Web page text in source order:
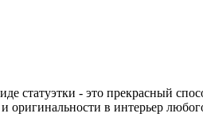
статуэтки - это прекрасный
оригинальности в интерьер